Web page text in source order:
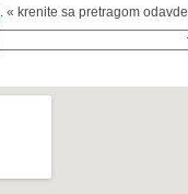
. « krenite sa pretragom odavde